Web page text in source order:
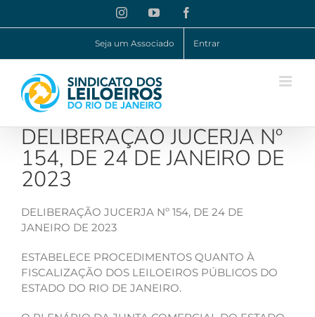
InstagramYouTube
Seja um Associado Entrar
DELIBERAÇÃO JUCERJA Nº
154, DE 24 DE JANEIRO DE
2023
DELIBERAÇÃO JUCERJA Nº 154, DE 24 DE
JANEIRO DE 2023
ESTABELECE PROCEDIMENTOS QUANTO À
FISCALIZAÇÃO DOS LEILOEIROS PÚBLICOS DO
ESTADO DO RIO DE JANEIRO.